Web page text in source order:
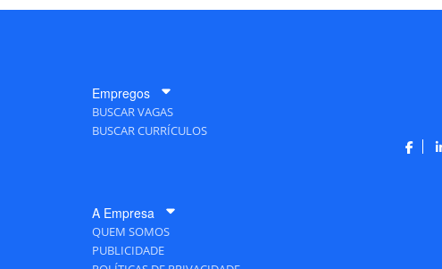
Empregos
BUSCAR VAGAS
BUSCAR CURRÍCULOS
A Empresa
QUEM SOMOS
PUBLICIDADE